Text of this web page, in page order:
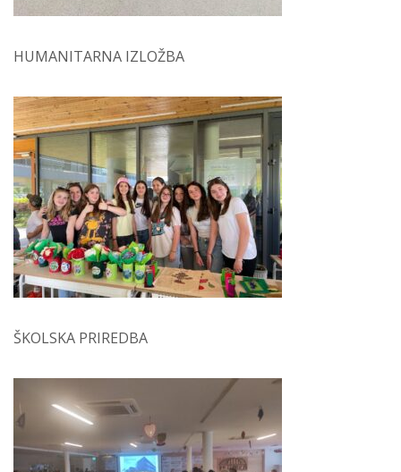
HUMANITARNA IZLOŽBA
ŠKOLSKA PRIREDBA